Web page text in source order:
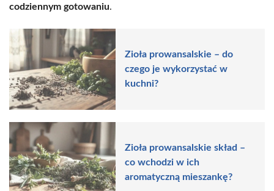
codziennym gotowaniu.
Zioła prowansalskie – do
czego je wykorzystać w
kuchni?
Zioła prowansalskie skład –
co wchodzi w ich
aromatyczną mieszankę?